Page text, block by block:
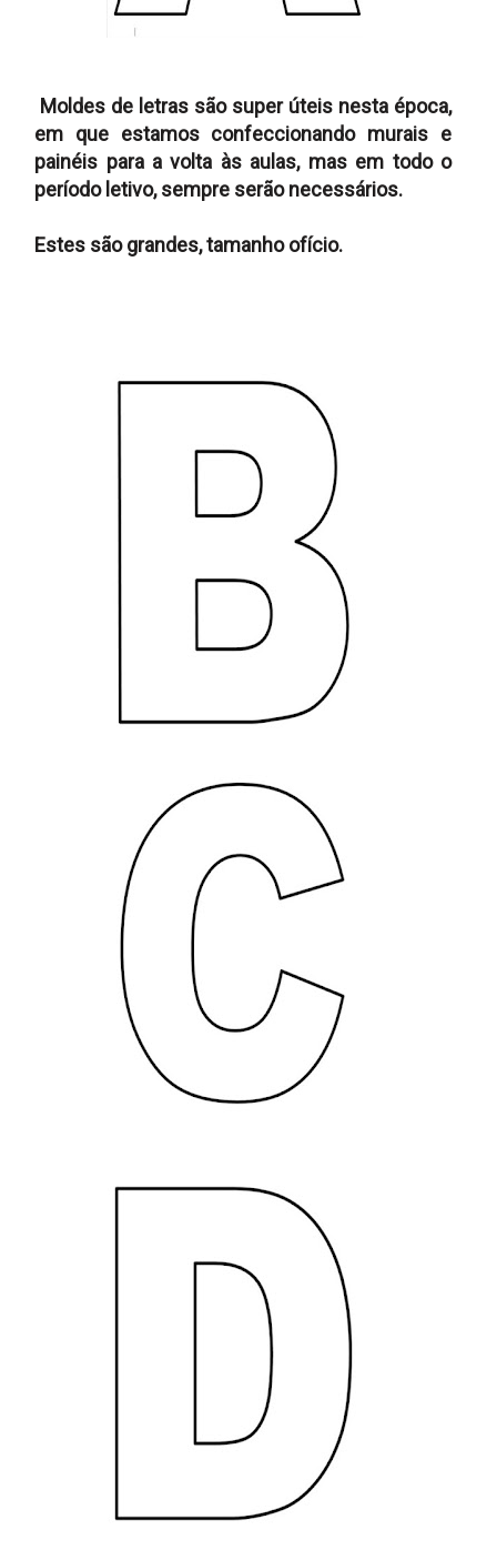
Moldes de letras são super úteis nesta época,
em que estamos confeccionando murais e
painéis para a volta às aulas, mas em todo o
período letivo, sempre serão necessários.
Estes são grandes, tamanho ofício.